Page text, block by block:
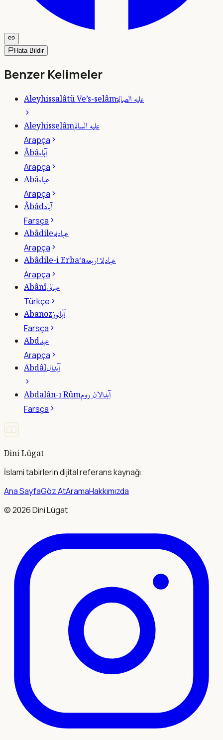
Hata Bildir
Benzer Kelimeler
Aleyhissalâtü Ve’s-selâmعليه الصالة
Aleyhisselâmعليه السالم
Arapça
Âbâآباء
Arapça
Abâعباء
Arapça
Âbâdآباد
Farsça
Abâdileعبادله
Arapça
Abâdile-i Erba‘aعبادلۀ اربعه
Arapça
Abânîعبانى
Türkçe
Abanozآبانوز
Farsça
Abdعبد
Arapça
Abdâlآبدال
Abdalân-ı Rûmآبدالان روم
Farsça
Dini Lügat
İslami tabirlerin dijital referans kaynağı.
Ana SayfaGöz AtAramaHakkımızda
©2026Dini Lügat